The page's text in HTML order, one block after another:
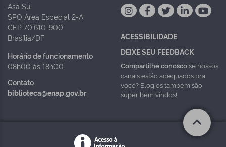
Asa Sul
SPO Área Especial 2-A
CEP 70.610-900
Brasília/DF
Horário de funcionamento
08h00 às 18h00
Contato
biblioteca@enap.gov.br
ACESSIBILIDADE
DEIXE SEU FEEDBACK
Compartilhe conoscose nossos
canais estão adequados pra
você? Elogios também são
super bem vindos!